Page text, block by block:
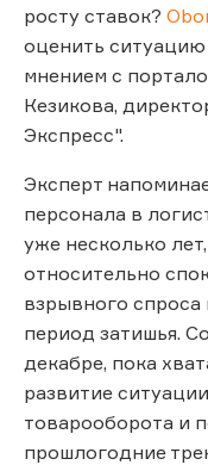
росту ставок?
оценить
мнением с
Кезикова,
Экспресс".
Эксперт
персонала в
уже несколько
относительно
взрывного спроса
период затишья.
декабре, пока
развитие
товарооборота и
прошлогодние